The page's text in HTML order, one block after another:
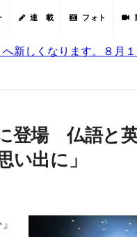
連 載 フォト
新しくなります。８月
登場 仏語と
い出に」